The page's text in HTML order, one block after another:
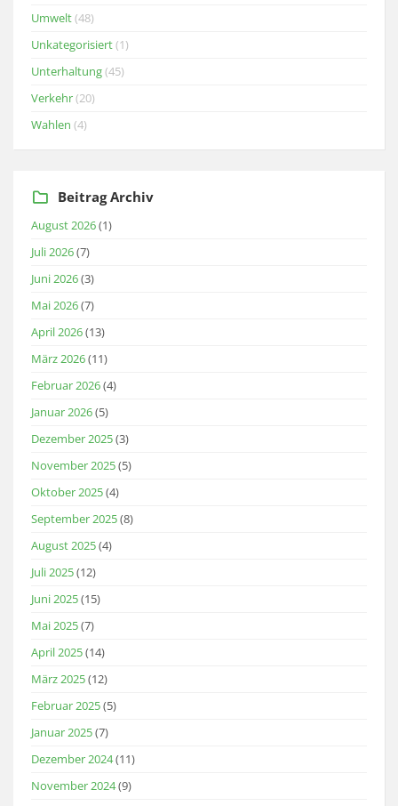
Umwelt(48)
Unkategorisiert(1)
Unterhaltung(45)
Verkehr(20)
Wahlen (4)
Beitrag Archiv
August 2026(1)
Juli 2026(7)
Juni 2026(3)
Mai 2026(7)
April 2026(13)
März 2026(11)
Februar 2026(4)
Januar 2026(5)
Dezember 2025(3)
November 2025(5)
Oktober 2025(4)
September 2025(8)
August 2025(4)
Juli 2025(12)
Juni 2025(15)
Mai 2025(7)
April 2025(14)
März 2025(12)
Februar 2025(5)
Januar 2025(7)
Dezember 2024(11)
November 2024(9)